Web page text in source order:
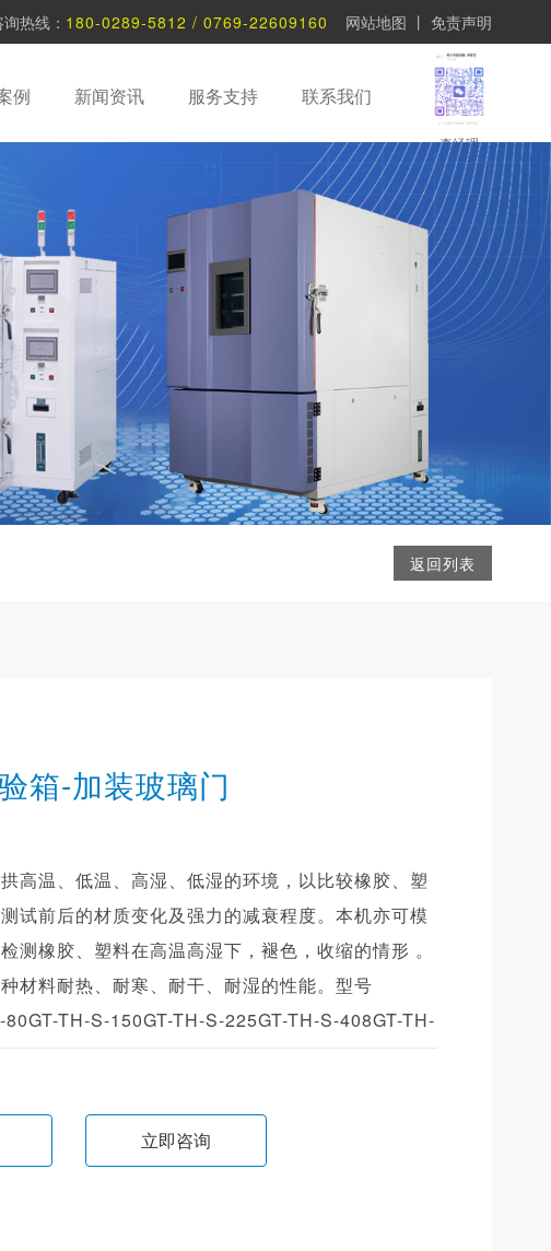
热线： 180-0289-5812 / 0769-22609160 网站地图 丨 免责声明
例 新闻资讯 服务支持 联系我们
李经理
返回列表
箱-加装玻璃门
高温、低温、高湿、低湿的环境，以比较橡胶、塑
试前后的材质变化及强力的减衰程度。本机亦可模
测橡胶、塑料在高温高湿下，褪色，收缩的情形 。
材料耐热、耐寒、耐干、耐湿的性能。型号
TH-S-150GT-TH-S-225GT-TH-S-408GT-TH-
立即咨询